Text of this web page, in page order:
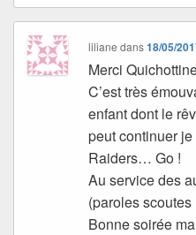
liliane dans18/05/
Merci
C’est très
enfant dont le
peut continuer
Raiders… Go !
Au service des
(paroles scoutes
Bonne soirée